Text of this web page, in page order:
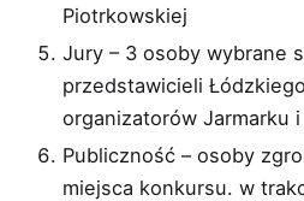
Piotrkowskiej
Jury – 3 osoby wybrane
przedstawicieli
organizatorów Jarmarku
Publiczność – osoby
miejsca konkursu. w